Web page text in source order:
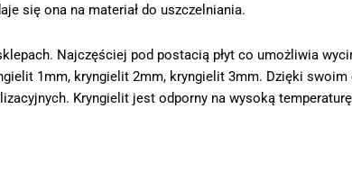
się ona na materiał do uszczelniania.
Najczęściej pod postacią płyt co umożliwia
1mm, kryngielit 2mm, kryngielit 3mm. Dzięki
Kryngielit jest odporny na wysoką